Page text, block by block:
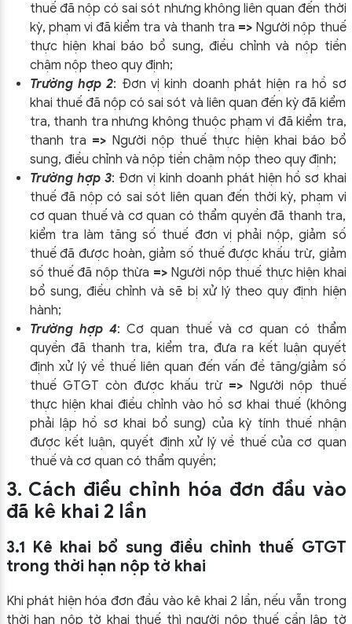
thuế đã nộp có sai sót nhưng không liên quan đến thời
kỳ, phạm vi đã kiểm tra và thanh tra => Người nộp thuế
thực hiện khai báo bổ sung, điều chỉnh và nộp tiền
chậm nộp theo quy định;
Trường hợp 2: Đơn vị kinh doanh phát hiện ra hồ sơ
khai thuế đã nộp có sai sót và liên quan đến kỳ đã kiểm
tra, thanh tra nhưng không thuộc phạm vi đã kiểm tra,
thanh tra =>Người nộp thuế thực hiện khai báo bổ
sung, điều chỉnh và nộp tiền chậm nộp theo quy định;
Trường hợp 3: Đơn vị kinh doanh phát hiện hồ sơ khai
thuế đã nộp có sai sót liên quan đến thời kỳ, phạm vi
cơ quan thuế và cơ quan có thẩm quyền đã thanh tra,
kiểm tra làm tăng số thuế đơn vị phải nộp, giảm số
thuế đã được hoàn, giảm số thuế được khấu trừ, giảm
số thuế đã nộp thừa =>Người nộp thuế thực hiện khai
bổ sung, điều chỉnh và sẽ bị xử lý theo quy định hiện
hành;
Trường hợp 4: Cơ quan thuế và cơ quan có thẩm
quyền đã thanh tra, kiểm tra, đưa ra kết luận quyết
định xử lý về thuế liên quan đến vấn đề tăng/giảm số
thuế GTGT còn được khấu trừ => Người nộp thuế
thực hiện khai điều chỉnh vào hồ sơ khai thuế (không
phải lập hồ sơ khai bổ sung) của kỳ tính thuế nhận
được kết luận, quyết định xử lý về thuế của cơ quan
thuế và cơ quan có thẩm quyền;
3. Cách điều chỉnh hóa đơn đầu vào
đã kê khai 2 lần
3.1 Kê khai bổ sung điều chỉnh thuế GTGT
trong thời hạn nộp tờ khai
Khi phát hiện hóa đơn đầu vào kê khai 2 lần, nếu vẫn trong
thời hạn nộp tờ khai thuế thì người nộp thuế cần lập tờ